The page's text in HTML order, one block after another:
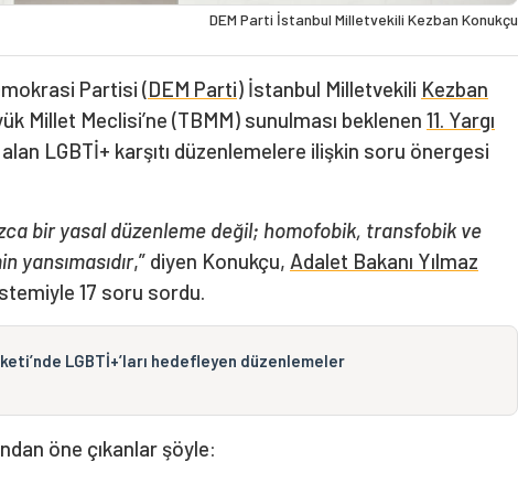
DEM Parti İstanbul Milletvekili Kezban Konukçu
Partisi (DEM Parti) İstanbul Milletvekili Kezban
Millet Meclisi’ne (TBMM) sunulması beklenen 11. Yargı
LGBTİ+ karşıtı düzenlemelere ilişkin soru önergesi
bir yasal düzenleme değil; homofobik, transfobik ve
yansımasıdır,” diyen Konukçu, Adalet Bakanı Yılmaz
17 soru sordu.
LGBTİ+’ları hedefleyen düzenlemeler
öne çıkanlar şöyle: